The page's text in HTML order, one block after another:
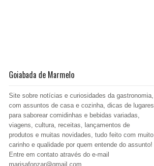
Goiabada de Marmelo
Site sobre notícias e curiosidades da gastronomia,
com assuntos de casa e cozinha, dicas de lugares
para saborear comidinhas e bebidas variadas,
viagens, cultura, receitas, lançamentos de
produtos e muitas novidades, tudo feito com muito
carinho e qualidade por quem entende do assunto!
Entre em contato através do e-mail
marisafonzar@gmail.com